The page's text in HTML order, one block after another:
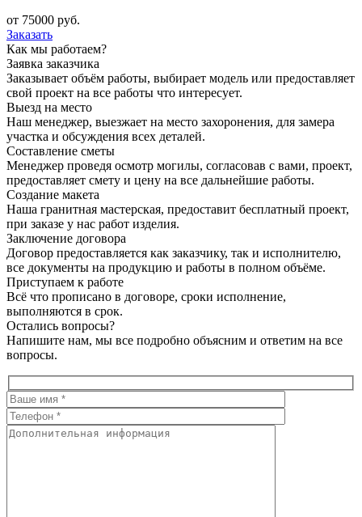
от 75000 руб.
Заказать
Как мы работаем?
Заявка заказчика
Заказывает объём работы, выбирает модель или предоставляет
свой проект на все работы что интересует.
Выезд на место
Наш менеджер, выезжает на место захоронения, для замера
участка и обсуждения всех деталей.
Составление сметы
Менеджер проведя осмотр могилы, согласовав с вами, проект,
предоставляет смету и цену на все дальнейшие работы.
Создание макета
Наша гранитная мастерская, предоставит бесплатный проект,
при заказе у нас работ изделия.
Заключение договора
Договор предоставляется как заказчику, так и исполнителю,
все документы на продукцию и работы в полном объёме.
Приступаем к работе
Всё что прописано в договоре, сроки исполнение,
выполняются в срок.
Остались вопросы?
Напишите нам, мы все подробно объясним и ответим на все
вопросы.